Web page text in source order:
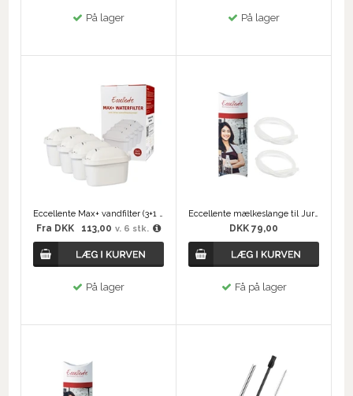
På lager På lager
Eccellente Max+ vandfilter (3+1 stk.)
Fra DKK 113,00 v. 6 stk.
På lager
Eccellente mælkeslange til Jura – 2 stk.
DKK 79,00
Få på lager